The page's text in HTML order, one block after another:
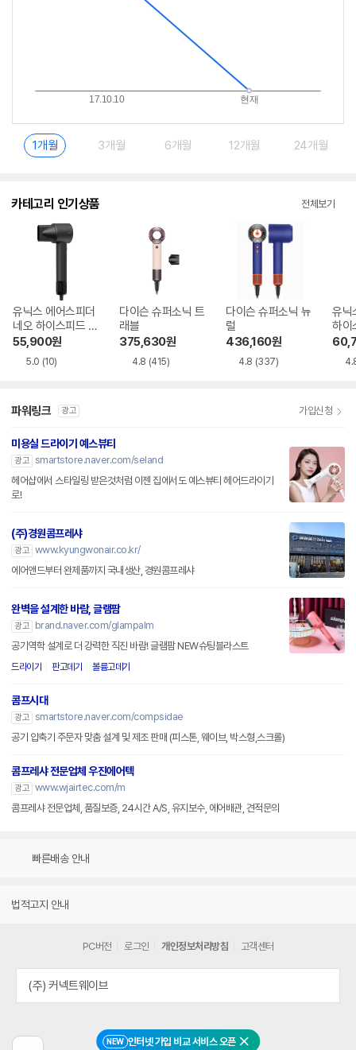
NEW 인터넷 가입 비교 서비스 오픈 닫기
1개월 3개월 6개월 12개월 24개월
카테고리 인기상품 전체보기
유닉스 에어스피더
네오 하이스피드 U
N-A7621
55,900원
5.0 (10)
다이슨 슈퍼소닉 트
래블
375,630원
4.8 (415)
다이슨 슈퍼소닉 뉴
럴
436,160원
4.8 (337)
유닉
하이
610
파워링크 광고 가입신청
미용실 드라이기 예스뷰티
광고 smartstore.naver.com/seland
헤어샵에서 스타일링 받은것처럼 이젠 집에서도 예스뷰티 헤어드라이기
로!
(주)경원콤프레샤
광고 www.kyungwonair.co.kr/
에어앤드부터 완제품까지 국내생산, 경원콤프레샤
완벽을 설계한 바람, 글램팜
광고
brand.naver.com/glampalm
공기역학 설계로 더 강력한 직진 바람! 글램팜 NEW슈팅블라스트
드라이기 판고데기 볼륨고데기
콤프시대
광고 smartstore.naver.com/compsidae
공기 압축기 주문자 맞춤 설계 및 제조 판매 (피스톤, 웨이브, 박스형,스크롤)
콤프레샤 전문업체 우진에어텍
광고 www.wjairtec.com/m
콤프레샤 전문업체, 품질보증, 24시간 A/S, 유지보수, 에어배관, 견적문의
빠른배송 안내
법적고지 안내
PC버전 로그인 개인정보처리방침 고객센터
(주) 커넥트웨이브